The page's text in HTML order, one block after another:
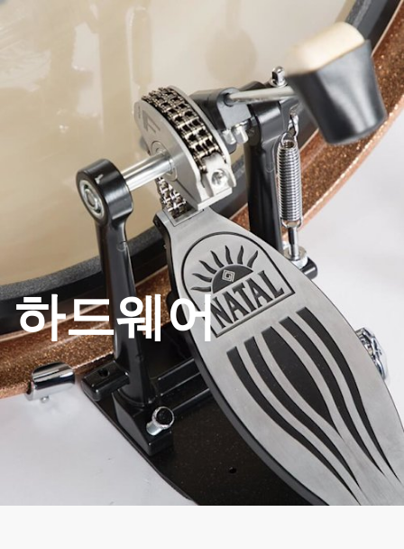
멤버십 공식 판매처 찾기
MARSHALL RECORDS 스페셜 오퍼 고객지원
하드웨어